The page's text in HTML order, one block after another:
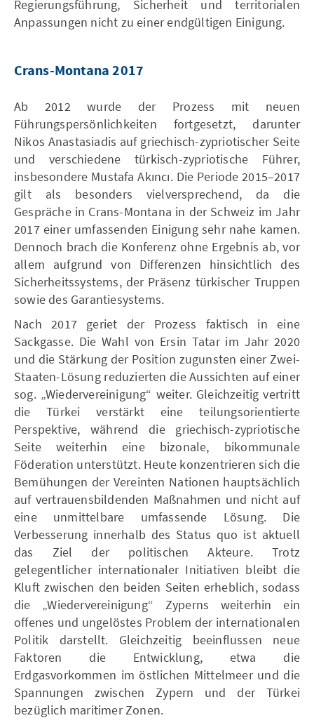
Regierungsführung, Sicherheit und territorialen
Anpassungen nicht zu einer endgültigen Einigung.
Crans-Montana 2017
Ab 2012 wurde der Prozess mit neuen
Führungspersönlichkeiten fortgesetzt, darunter
Nikos Anastasiadis auf griechisch-zypriotischer Seite
und verschiedene türkisch-zypriotische Führer,
insbesondere Mustafa Akıncı. Die Periode 2015–2017
gilt als besonders vielversprechend, da die
Gespräche in Crans-Montana in der Schweiz im Jahr
2017 einer umfassenden Einigung sehr nahe kamen.
Dennoch brach die Konferenz ohne Ergebnis ab, vor
allem aufgrund von Differenzen hinsichtlich des
Sicherheitssystems, der Präsenz türkischer Truppen
sowie des Garantiesystems.
Nach 2017 geriet der Prozess faktisch in eine
Sackgasse. Die Wahl von Ersin Tatar im Jahr 2020
und die Stärkung der Position zugunsten einer Zwei-
Staaten-Lösung reduzierten die Aussichten auf einer
sog. „Wiedervereinigung“ weiter. Gleichzeitig vertritt
die Türkei verstärkt eine teilungsorientierte
Perspektive, während die griechisch-zypriotische
Seite weiterhin eine bizonale, bikommunale
Föderation unterstützt. Heute konzentrieren sich die
Bemühungen der Vereinten Nationen hauptsächlich
auf vertrauensbildenden Maßnahmen und nicht auf
eine unmittelbare umfassende Lösung. Die
Verbesserung innerhalb des Status quo ist aktuell
das Ziel der politischen Akteure. Trotz
gelegentlicher internationaler Initiativen bleibt die
Kluft zwischen den beiden Seiten erheblich, sodass
die „Wiedervereinigung“ Zyperns weiterhin ein
offenes und ungelöstes Problem der internationalen
Politik darstellt. Gleichzeitig beeinflussen neue
Faktoren die Entwicklung, etwa die
Erdgasvorkommen im östlichen Mittelmeer und die
Spannungen zwischen Zypern und der Türkei
bezüglich maritimer Zonen.